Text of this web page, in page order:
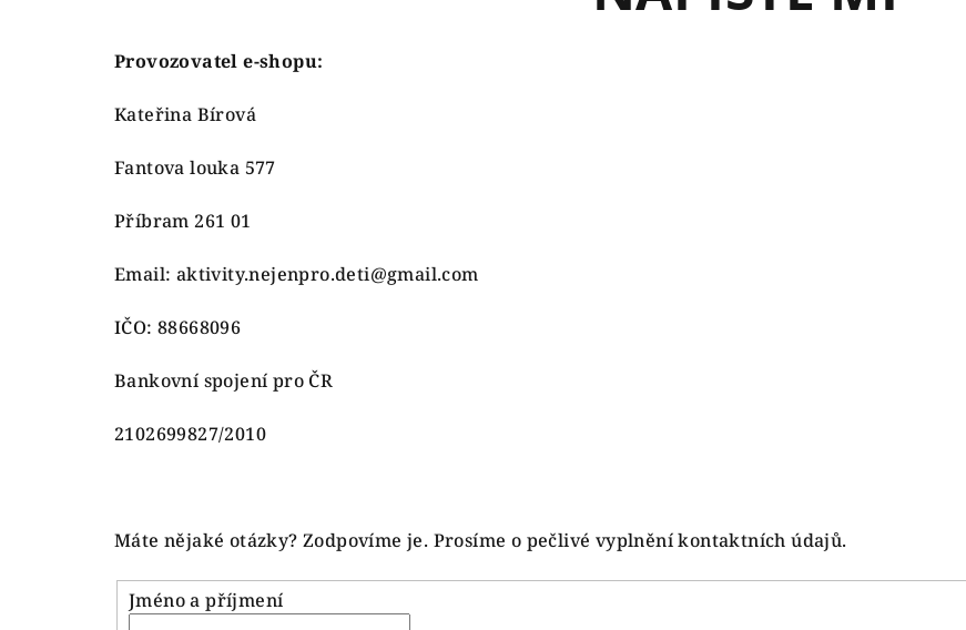
Provozovatel e-shopu:
Kateřina Bírová
Fantova louka 577
Příbram 261 01
Email: aktivity.nejenpro.deti@gmail.com
IČO: 88668096
Bankovní spojení pro ČR
2102699827/2010
Máte nějaké otázky? Zodpovíme je. Prosíme o pečlivé vyplnění kontaktních údajů.
Jméno a příjmení